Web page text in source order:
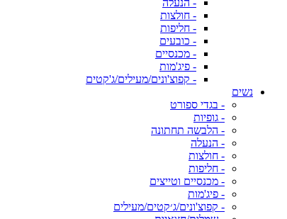
- הנעלה
- חולצות
- חליפות
- כובעים
- מכנסיים
- פיג'מות
- קפוצ'ונים/מעילים/ג'קטים
נשים
- בגדי ספורט
- גופיות
- הלבשה תחתונה
- הנעלה
- חולצות
- חליפות
- מכנסיים וטייצים
- פיג'מות
- קפוצ'ונים/ג׳קטים/מעילים